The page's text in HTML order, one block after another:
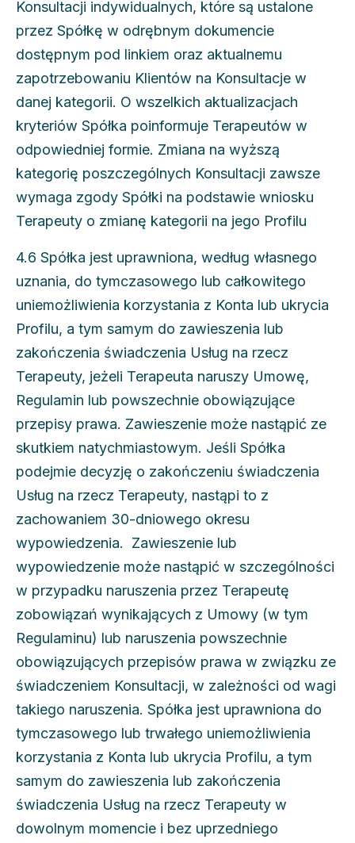
Konsultacji indywidualnych, które są ustalone
przez Spółkę w odrębnym dokumencie
dostępnym pod linkiem oraz aktualnemu
zapotrzebowaniu Klientów na Konsultacje w
danej kategorii. O wszelkich aktualizacjach
kryteriów Spółka poinformuje Terapeutów w
odpowiedniej formie. Zmiana na wyższą
kategorię poszczególnych Konsultacji zawsze
wymaga zgody Spółki na podstawie wniosku
Terapeuty o zmianę kategorii na jego Profilu
4.6 Spółka jest uprawniona, według własnego
uznania, do tymczasowego lub całkowitego
uniemożliwienia korzystania z Konta lub ukrycia
Profilu, a tym samym do zawieszenia lub
zakończenia świadczenia Usług na rzecz
Terapeuty, jeżeli Terapeuta naruszy Umowę,
Regulamin lub powszechnie obowiązujące
przepisy prawa. Zawieszenie może nastąpić ze
skutkiem natychmiastowym. Jeśli Spółka
podejmie decyzję o zakończeniu świadczenia
Usług na rzecz Terapeuty, nastąpi to z
zachowaniem 30-dniowego okresu
wypowiedzenia. Zawieszenie lub
wypowiedzenie może nastąpić w szczególności
w przypadku naruszenia przez Terapeutę
zobowiązań wynikających z Umowy (w tym
Regulaminu) lub naruszenia powszechnie
obowiązujących przepisów prawa w związku ze
świadczeniem Konsultacji, w zależności od wagi
takiego naruszenia. Spółka jest uprawniona do
tymczasowego lub trwałego uniemożliwienia
korzystania z Konta lub ukrycia Profilu, a tym
samym do zawieszenia lub zakończenia
świadczenia Usług na rzecz Terapeuty w
dowolnym momencie i bez uprzedniego